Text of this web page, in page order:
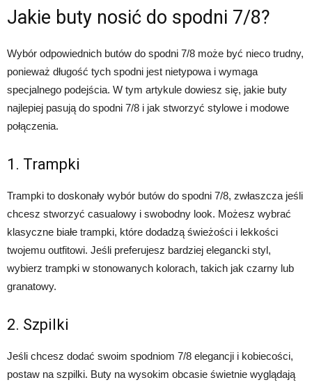
Jakie buty nosić do spodni 7/8?
Wybór odpowiednich butów do spodni 7/8 może być nieco trudny,
ponieważ długość tych spodni jest nietypowa i wymaga
specjalnego podejścia. W tym artykule dowiesz się, jakie buty
najlepiej pasują do spodni 7/8 i jak stworzyć stylowe i modowe
połączenia.
1. Trampki
Trampki to doskonały wybór butów do spodni 7/8, zwłaszcza jeśli
chcesz stworzyć casualowy i swobodny look. Możesz wybrać
klasyczne białe trampki, które dodadzą świeżości i lekkości
twojemu outfitowi. Jeśli preferujesz bardziej elegancki styl,
wybierz trampki w stonowanych kolorach, takich jak czarny lub
granatowy.
2. Szpilki
Jeśli chcesz dodać swoim spodniom 7/8 elegancji i kobiecości,
postaw na szpilki. Buty na wysokim obcasie świetnie wyglądają